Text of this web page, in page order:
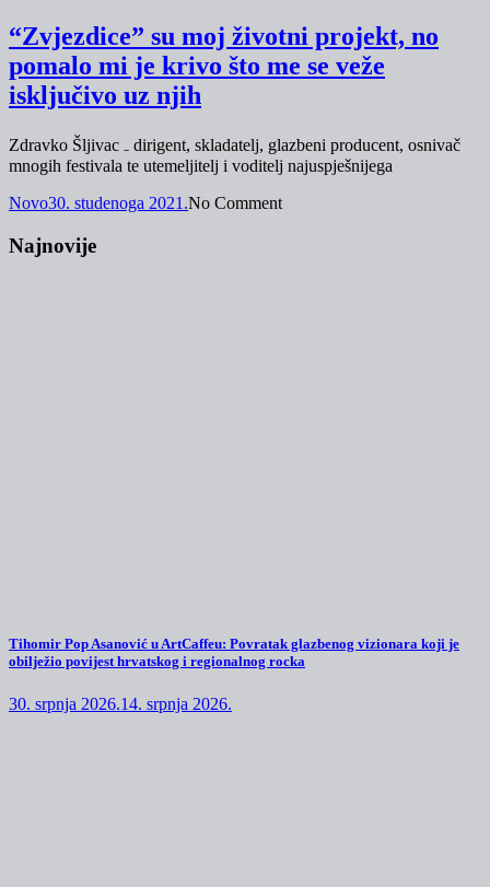
“Zvjezdice” su moj životni projekt, no
pomalo mi je krivo što me se veže
isključivo uz njih
Zdravko Šljivac ₋ dirigent, skladatelj, glazbeni producent, osnivač
mnogih festivala te utemeljitelj i voditelj najuspješnijega
Novo30. studenoga 2021.No Comment
Najnovije
Tihomir Pop Asanović u ArtCaffeu: Povratak glazbenog vizionara koji je
obilježio povijest hrvatskog i regionalnog rocka
30. srpnja 2026.14. srpnja 2026.